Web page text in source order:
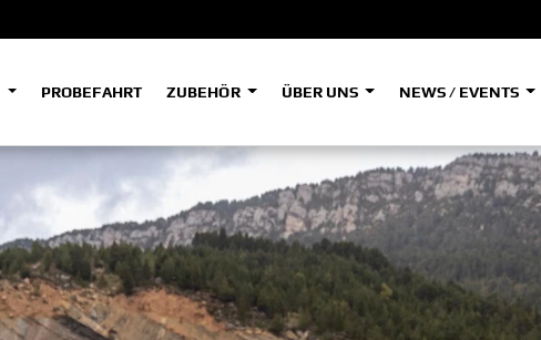
HYPER NAKED
SPORT HERITAGE
SPORT TOURING
SUPERSPORT
Tenere
A2 A
PROBEFAHRT ZUBEHÖR ÜBER UNS NEWS / EVENTS